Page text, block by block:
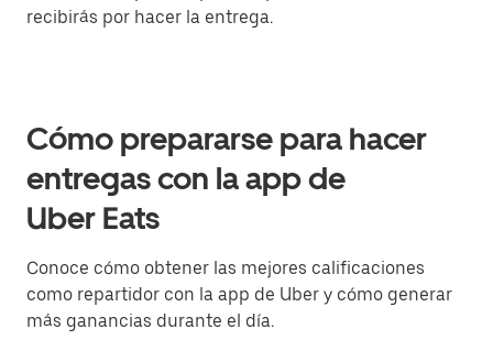
recibirás por hacer la entrega.
Cómo prepararse para hacer
entregas con la app de
Uber Eats
Conoce cómo obtener las mejores calificaciones
como repartidor con la app de Uber y cómo generar
más ganancias durante el día.